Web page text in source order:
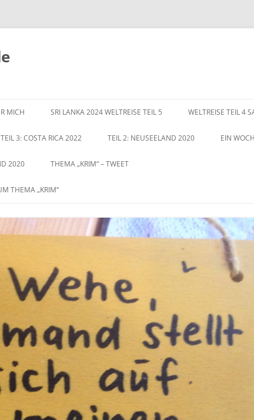
Inhalt
MICH SRI LANKA 2024 WELTREISE TEIL 5 WELTREISE TEIL 4
3: COSTA RICA 2022 TEIL 2: NEUSEELAND 2020 EIN
2020 THEMA „KRIM“ – TWEET
THEMA „KRIM“